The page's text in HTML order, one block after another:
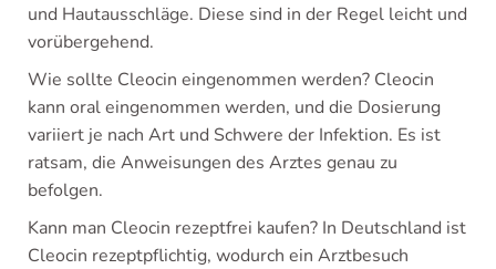
und Hautausschläge. Diese sind in der Regel leicht und
vorübergehend.
Wie sollte Cleocin eingenommen werden? Cleocin
kann oral eingenommen werden, und die Dosierung
variiert je nach Art und Schwere der Infektion. Es ist
ratsam, die Anweisungen des Arztes genau zu
befolgen.
Kann man Cleocin rezeptfrei kaufen? In Deutschland ist
Cleocin rezeptpflichtig, wodurch ein Arztbesuch